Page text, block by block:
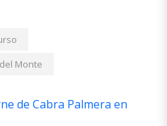
Monte
de Cabra Palmera en